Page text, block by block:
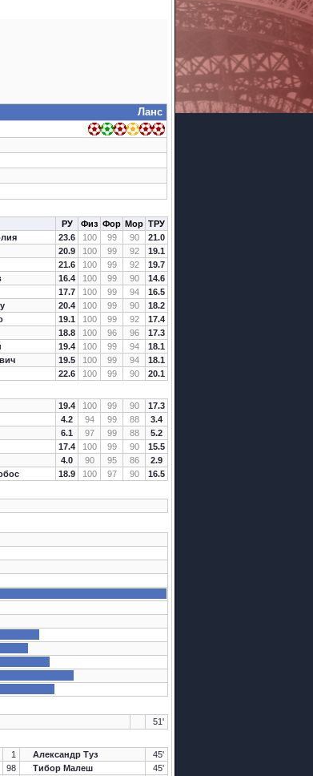
Ланс
РУ Физ Фор Мор ТРУ
23.6 100 99 90
21.0
20.9 100 99 92
19.1
21.6 100 99 92
19.7
16.4 100 99 90
14.6
17.7 100 99 94
16.5
20.4 100 99 90
18.2
19.1 100 99 92
17.4
18.8 100 96 96
17.3
19.4 100 99 94
18.1
19.5 100 99 94
18.1
22.6 100 99 90 20.1
19.4 100 99 90
17.3
4.2 94 99 88
3.4
6.1 97 99 88
5.2
17.4 100 99 90
15.5
4.0 90 95 86
2.9
18.9 100 97 90 16.5
51'
1 Александр Туз
45'
98 Тибор Малеш
45'